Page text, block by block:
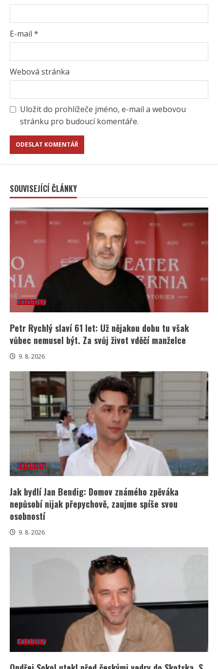
E-mail *
Webová stránka
Uložit do prohlížeče jméno, e-mail a webovou
stránku pro budoucí komentáře.
SOUVISEJÍCÍ ČLÁNKY
Celebrity
Petr Rychlý slaví 61 let: Už nějakou dobu tu však
vůbec nemusel být. Za svůj život vděčí manželce
9. 8. 2026
Celebrity
Jak bydlí Jan Bendig: Domov známého zpěváka
nepůsobí nijak přepychově, zaujme spíše svou
osobností
9. 8. 2026
Celebrity